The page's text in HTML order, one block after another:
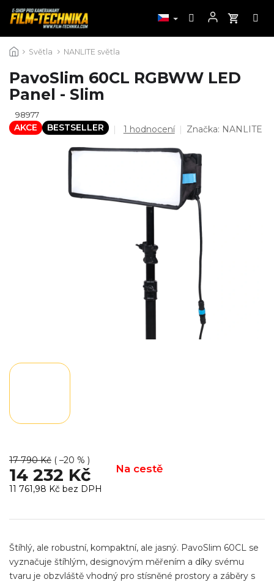
na
Světla NANLITE světla
PavoSlim 60CL RGBWW LED
Panel - Slim
98977
AKCE BESTSELLER
Průměrné
produktu
5
hvězdiček.
1 hodnocení Značka: NANLITE
17 790 Kč ( –20 % )
14 232 Kč Na cestě
11 761,98 Kč bez DPH
cena:
Štíhlý, ale robustní, kompaktní, ale jasný. PavoSlim 60CL se
vyznačuje štíhlým, designovým měřením a díky svému
tvaru je obzvláště vhodný pro stísněné prostory a záběry s